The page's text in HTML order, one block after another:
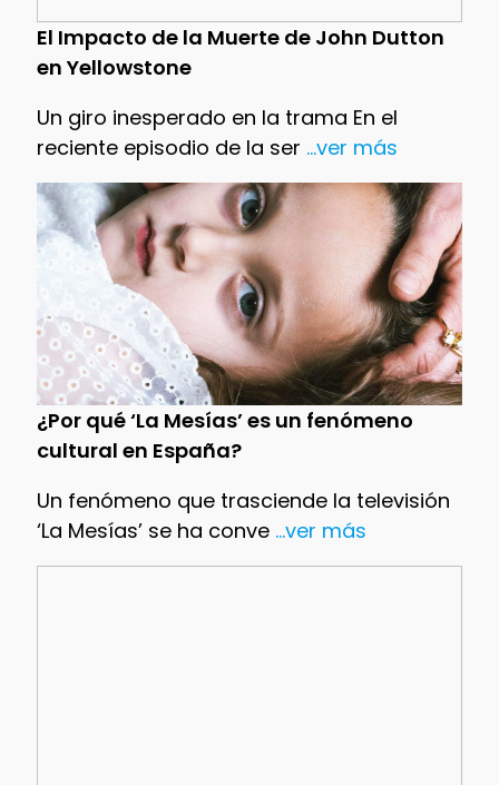
El Impacto de la Muerte de John Dutton
en Yellowstone
Un giro inesperado en la trama En el
reciente episodio de la ser ...ver más
¿Por qué ‘La Mesías’ es un fenómeno
cultural en España?
Un fenómeno que trasciende la televisión
‘La Mesías’ se ha conve...ver más